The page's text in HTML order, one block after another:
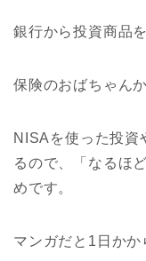
銀行から投資商品
保険のおばちゃん
NISAを使った投資
るので、「なるほ
めです。
マンガだと1日かか